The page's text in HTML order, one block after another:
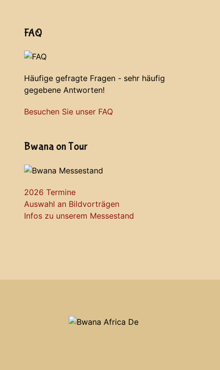
FAQ
Häufige gefragte Fragen - sehr häufig
gegebene Antworten!
Besuchen Sie unser FAQ
Bwana on Tour
2026 Termine
Auswahl an Bildvorträgen
Infos zu unserem Messestand